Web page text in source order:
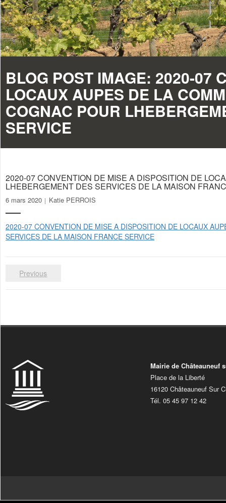
BLOG POST IMAGE: 2020-07
LOCAUX AUPES DE LA
COGNAC POUR
SERVICE
2020-07 CONVENTION DE MISE A DISPOSITION DE
LHEBERGEMENT DES SERVICES DE LA MAISON
6 mars 2020 Katie PERROIS
2020-07 CONVENTION DE MISE A DISPOSITION DE LOCAUX
SERVICES DE LA MAISON FRANCE SERVICE
Previous
Mairie de Châteauneuf
Place de la Liberté
16120 Châteauneuf Sur
Tél. 05 45 97 12 42